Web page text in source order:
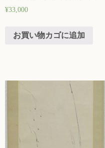
¥33,000
お買い物カゴに追加